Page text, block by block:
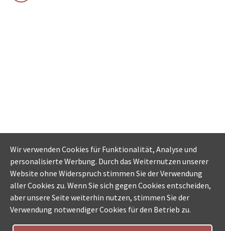
Wir verwenden Cookies für Funktionalität, Analyse und
personalisierte Werbung. Durch das Weiternutzen unserer
Website ohne Widerspruch stimmen Sie der Verwendung
aller Cookies zu. Wenn Sie sich gegen Cookies entscheiden,
aber unsere Seite weiterhin nutzen, stimmen Sie der
Verwendung notwendiger Cookies für den Betrieb zu.